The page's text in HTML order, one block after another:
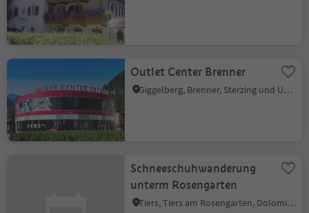
Outlet Center Brenner
Giggelberg, Brenner, Sterzing und Umgebung
Schneeschuhwanderung
unterm Rosengarten
Tiers, Tiers am Rosengarten, Dolomitenregion Seiser Alm